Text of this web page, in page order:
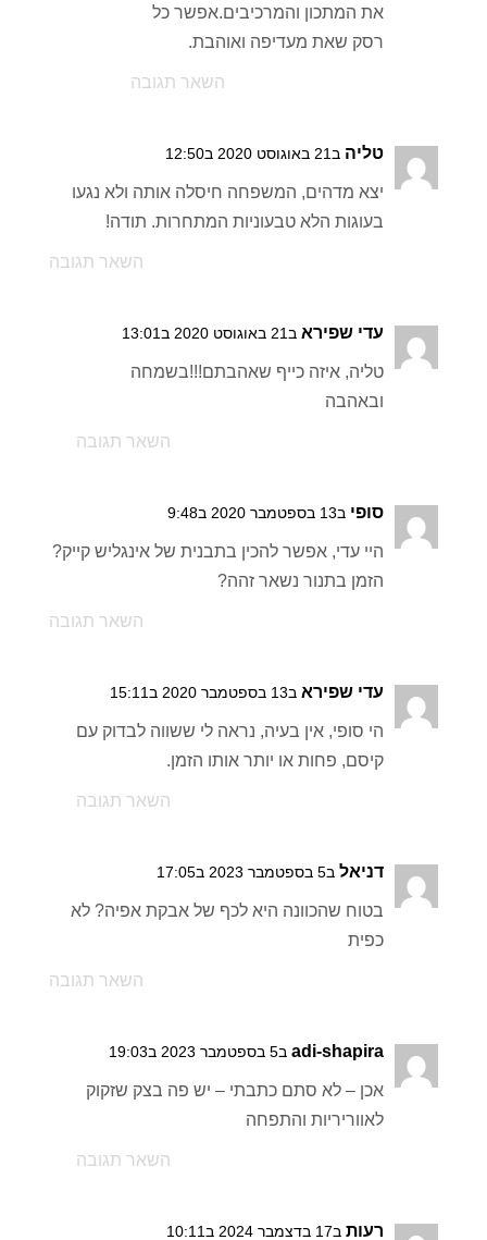
את המתכון והמרכיבים.אפשר כל
רסק שאת מעדיפה ואוהבת.
השאר תגובה
טליה ב21 באוגוסט 2020 ב12:50
יצא מדהים, המשפחה חיסלה אותה ולא נגעו
בעוגות הלא טבעוניות המתחרות. תודה!
השאר תגובה
עדי שפירא ב21 באוגוסט 2020 ב13:01
טליה, איזה כייף שאהבתם!!!בשמחה
ובאהבה
השאר תגובה
סופי ב13 בספטמבר 2020 ב9:48
היי עדי, אפשר להכין בתבנית של אינגליש קייק?
הזמן בתנור נשאר זהה?
השאר תגובה
עדי שפירא ב13 בספטמבר 2020 ב15:11
הי סופי, אין בעיה, נראה לי ששווה לבדוק עם
קיסם, פחות או יותר אותו הזמן.
השאר תגובה
דניאל ב5 בספטמבר 2023 ב17:05
בטוח שהכוונה היא לכף של אבקת אפיה? לא
כפית
השאר תגובה
adi-shapira ב5 בספטמבר 2023 ב19:03
אכן – לא סתם כתבתי – יש פה בצק שזקוק
לאווריריות והתפחה
השאר תגובה
רעות ב17 בדצמבר 2024 ב10:11